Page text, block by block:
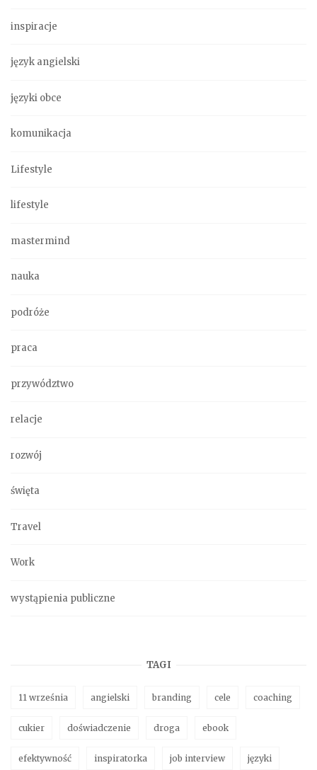
inspiracje
język angielski
języki obce
komunikacja
Lifestyle
lifestyle
mastermind
nauka
podróże
praca
przywództwo
relacje
rozwój
święta
Travel
Work
wystąpienia publiczne
TAGI
11 września angielski branding cele coaching
cukier doświadczenie droga ebook
efektywność inspiratorka job interview języki